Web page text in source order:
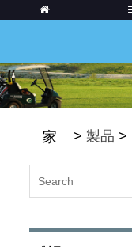
家 > 製品 >